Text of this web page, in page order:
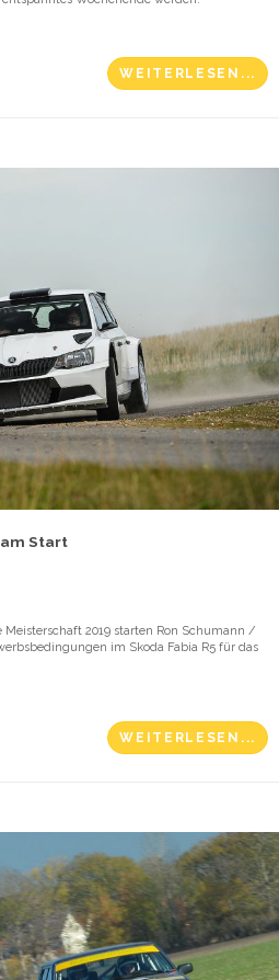
WEITERLESEN...
Start
2019 starten Ron Schumann /
im Skoda Fabia R5 für das
WEITERLESEN...